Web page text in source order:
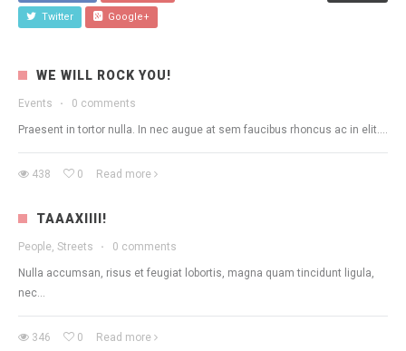
Twitter Google+
WE WILL ROCK YOU!
Events · 0 comments
Praesent in tortor nulla. In nec augue at sem faucibus rhoncus ac in elit....
438 0 Read more
TAAAXIIII!
People, Streets · 0 comments
Nulla accumsan, risus et feugiat lobortis, magna quam tincidunt ligula,
nec...
346 0 Read more